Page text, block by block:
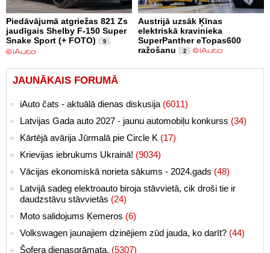
Piedāvājumā atgriežas 821 Zs
jaudīgais Shelby F-150 Super
Snake Sport (+ FOTO)
9
Austrijā uzsāk Ķīnas
elektriskā kravinieka
SuperPanther eTopas600
ražošanu
2
JAUNĀKAIS FORUMĀ
iAuto čats - aktuālā dienas diskusija (6011)
Latvijas Gada auto 2027 - jaunu automobiļu konkurss (34)
Kārtējā avārija Jūrmalā pie Circle K (17)
Krievijas iebrukums Ukrainā! (9034)
Vācijas ekonomiskā norieta sākums - 2024.gads (48)
Latvijā sadeg elektroauto biroja stāvvietā, cik droši tie ir
daudzstāvu stāvvietās (24)
Moto salidojums Ķemeros (6)
Volkswagen jaunajiem dzinējiem zūd jauda, ko darīt? (44)
Šofera dienasgrāmata. (5307)